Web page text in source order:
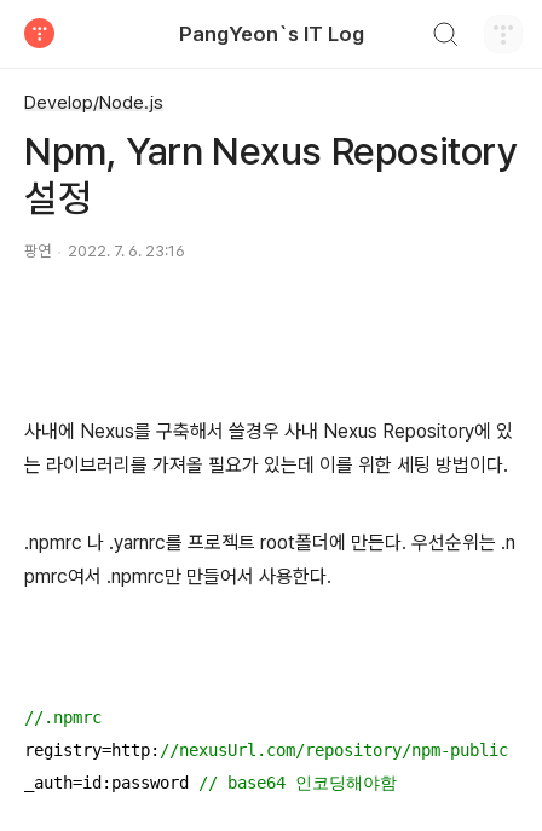
PangYeon`s IT Log
Develop/Node.js
Npm, Yarn Nexus Repository
설정
팡연 2022. 7. 6. 23:16
사내에 Nexus를 구축해서 쓸경우 사내 Nexus Repository에 있
는 라이브러리를 가져올 필요가 있는데 이를 위한 세팅 방법이다.
.npmrc 나 .yarnrc를 프로젝트 root폴더에 만든다. 우선순위는 .n
pmrc여서 .npmrc만 만들어서 사용한다.
//.npmrc
registry=http: //nexusUrl.com/repository/npm-public
_auth=id:password
// base64 인코딩해야함